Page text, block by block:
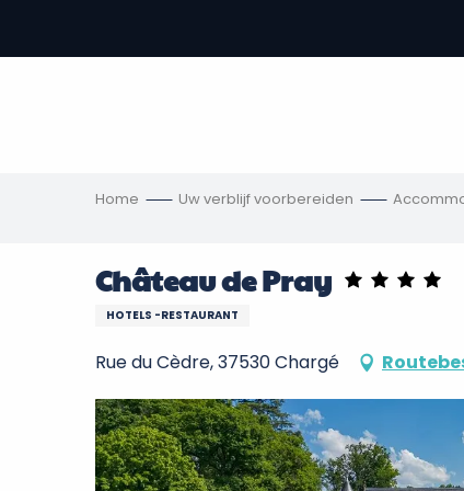
contenu
Home Uw verblijf voorbereiden
Château de Pray
HOTELS -RESTAURANT
Rue du Cèdre, 37530 Chargé